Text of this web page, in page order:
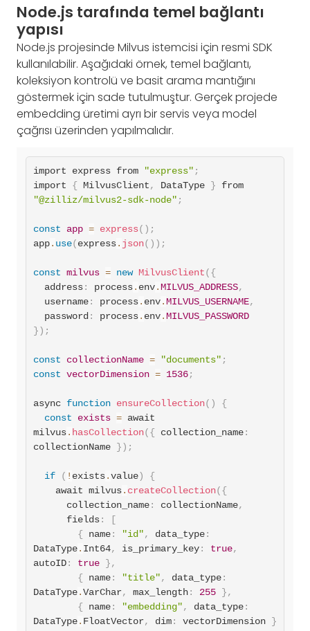
Node.js tarafında temel bağlantı
yapısı
Node.js projesinde Milvus istemcisi için resmi SDK
kullanılabilir. Aşağıdaki örnek, temel bağlantı,
koleksiyon kontrolü ve basit arama mantığını
göstermek için sade tutulmuştur. Gerçek projede
embedding üretimi ayrı bir servis veya model
çağrısı üzerinden yapılmalıdır.
import express from "express" ;
import { MilvusClient, DataType }
"@zilliz/milvus2-sdk-node" ;
const app = express( ) ;
app. use(express. json( ) ) ;
const milvus = new MilvusClient({
  address
: process. env.MILVUS_ADDRESS,
username: process. env.MILVUS_USERNAME,
password : process. env.MILVUS_PASSWORD
}) ;
const collectionName = "documents" ;
const vectorDimension = 1536;
async function ensureCollection( )
{
const
exists = await
milvus. hasCollection({ collection_name:
collectionName }) ;
if ( ! exists.value)
{
    await milvus
. createCollection({
      collection_name
: collectionName,
fields:
[
{ name: "id", data_type:
DataType. Int64, is_primary_key: true,
autoID: true },
{ name: "title", data_type:
DataType.VarChar, max_length: 255 },
{ name: "embedding", data_type:
DataType. FloatVector, dim: vectorDimension }